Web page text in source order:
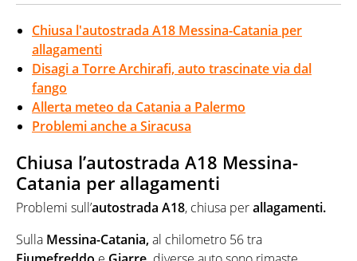
Chiusa l'autostrada A18 Messina-Catania per
allagamenti
Disagi a Torre Archirafi, auto trascinate via dal
fango
Allerta meteo da Catania a Palermo
Problemi anche a Siracusa
Chiusa l’autostrada A18 Messina-
Catania per allagamenti
Problemi sull’autostrada A18, chiusa perallagamenti.
Sulla Messina-Catania,al chilometro 56 tra